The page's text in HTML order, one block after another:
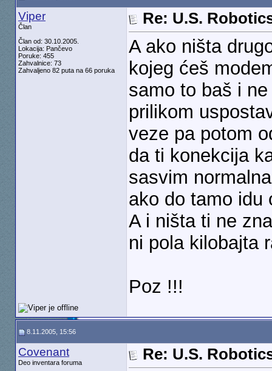
Viper
Član
Član od: 30.10.2005.
Lokacija: Pančevo
Poruke: 455
Zahvalnice: 73
Zahvaljeno 82 puta na 66 poruka
Re: U.S.
A ako ništa
kojeg ćeš
samo to baš i
prilikom
veze pa potom
da ti konekcija
sasvim
ako do tamo idu
A i ništa ti ne
ni pola kilobajta
Poz !!!
8.11.2005, 15:56
Covenant
Deo inventara foruma Re: U.S.